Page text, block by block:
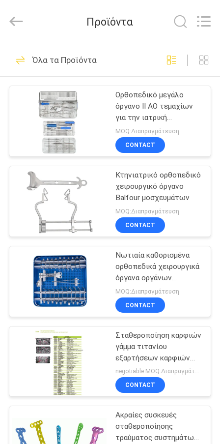
ΣΠΊΤΙ
ΠΡΟΪΌΝΤΑ
ΠΕΡΊΠΟΥ
ΓΎΡΟΣ
ΕΡΓΟΣΤΑΣΊΩΝ
ΠΟΙΟΤΙΚΌΣ
ΈΛΕΓΧΟΣ
ΕΛΆΤΕ
ΕΠΑΦΉ
ΜΕ
ΖΗΤΉΣΤΕ
ΑΠΌΣΠΑΣΜΑ
SITEMAP
Developed
Ορθοπεδικό
όργανο
χειρουργικών
επεμβάσεων
34
Εξωτερική
συσκευή
σταθεροποίησης
54
Συσκευές
σταθεροποίησης
τραύματος
32
Χειρουργική
εξάρτηση οργάνων
13
Προϊόντα
Όλα τα Προϊόντα
Ορθοπεδικό μεγάλο
όργανο ΙΙ AO τεμαχίων
για την ιατρική
χειρουργική επέμβαση
MOQ:Διαπραγμάτευση
CONTACT
Κτηνιατρικό ορθοπεδικό
χειρουργικό όργανο
Balfour μοσχευμάτων
MOQ:Διαπραγμάτευση
CONTACT
Νωτιαία καθορισμένα
ορθοπεδικά χειρουργικά
όργανα οργάνων
Distractor
MOQ:Διαπραγμάτευση
CONTACT
Σταθεροποίηση καρφιών
γάμμα τιτανίου
εξαρτήσεων καρφιών
ενδασφάλισης γάμμα
PFN
negotiable MOQ:Διαπραγμάτευση
CONTACT
Ακραίες συσκευές
σταθεροποίησης
τραύματος συστημάτων